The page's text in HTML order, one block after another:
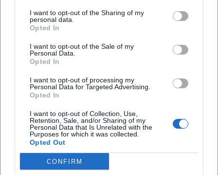
I want to opt-out of the Sharing of my
personal data.
Opted In
I want to opt-out of the Sale of my
Personal Data.
Opted In
I want to opt-out of processing my
Personal Data for Targeted Advertising.
Opted In
I want to opt-out of Collection, Use,
Retention, Sale, and/or Sharing of my
Personal Data that Is Unrelated with the
Purposes for which it was collected.
Opted Out
CONFIRM
Open in Google Maps
Häufig gestellte Fragen
Wann ist die Ausstellung geoffnet
Kostet der Eintritt etwas